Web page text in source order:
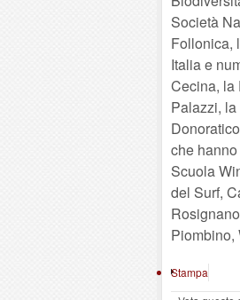
Società
Follonica,
Italia e
Cecina, la
Palazzi,
che
Scuola
del Surf,
Piombino,
Stampa